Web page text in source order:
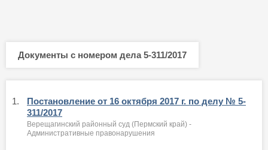
Документы с номером дела 5-311/2017
1.
Постановление от 16 октября 2017 г. по делу № 5-
311/2017
Верещагинский районный суд (Пермский край) -
Административные правонарушения